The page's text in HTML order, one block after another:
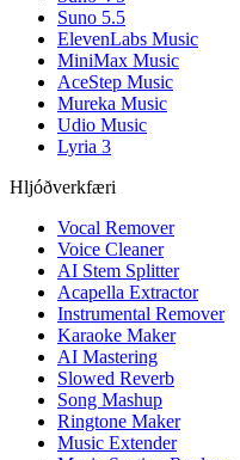
Suno 5.5
ElevenLabs Music
MiniMax Music
AceStep Music
Mureka Music
Udio Music
Lyria 3
Hljóðverkfæri
Vocal Remover
Voice Cleaner
AI Stem Splitter
Acapella Extractor
Instrumental Remover
Karaoke Maker
AI Mastering
Slowed Reverb
Song Mashup
Ringtone Maker
Music Extender